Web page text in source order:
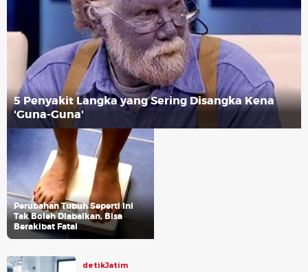
5 Penyakit Langka yang Sering Disangka Kena
'Guna-Guna'
Perubahan Tubuh Seperti Ini
Tak Boleh Diabaikan, Bisa
Berakibat Fatal
detikJatim